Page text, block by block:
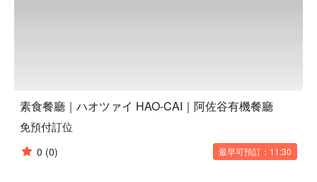
素食餐廳｜ハオツァイ HAO-CAI｜阿佐谷有機餐廳
免預付訂位
0 (0) 最早可預訂：11:30